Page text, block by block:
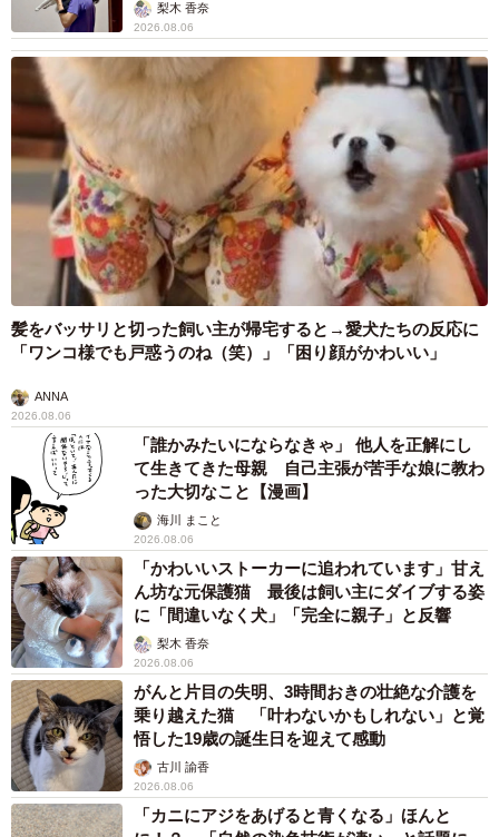
梨木 香奈
2026.08.06
髪をバッサリと切った飼い主が帰宅すると→愛犬たちの反応に
「ワンコ様でも戸惑うのね（笑）」「困り顔がかわいい」
ANNA
2026.08.06
「誰かみたいにならなきゃ」 他人を正解にし
て生きてきた母親 自己主張が苦手な娘に教わ
った大切なこと【漫画】
海川 まこと
2026.08.06
「かわいいストーカーに追われています」甘え
ん坊な元保護猫 最後は飼い主にダイブする姿
に「間違いなく犬」「完全に親子」と反響
梨木 香奈
2026.08.06
がんと片目の失明、3時間おきの壮絶な介護を
乗り越えた猫 「叶わないかもしれない」と覚
悟した19歳の誕生日を迎えて感動
古川 諭香
2026.08.06
「カニにアジをあげると青くなる」ほんと